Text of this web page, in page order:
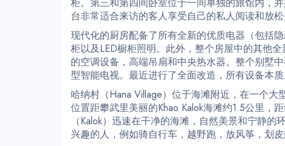
柜。第三和第四间卧室位于一间单独的旅馆内，
台非常适合来访的客人享受自己的私人阅读和放松
现代化的厨房配备了所有全新的优质电器（包括
柜以及LED橱柜照明。此外，整个房屋中的其他
的空调设备，高端吊扇和中央热水器。整个别墅
型智能电视。最近进行了全面改造，所有设备本质
哈纳村（Hana Village）位于海滩附近，在一个大
位置距攀武里美丽的Khao Kalok海滩约1.5公里，
（Kalok）迅速在干净的海滩，自然美景和宁静
兴趣的人，例如骑自行车，越野跑，放风筝，划皮